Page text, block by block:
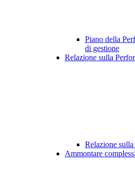
Piano della
di gestione
Relazione sulla
Relazione
Ammontare